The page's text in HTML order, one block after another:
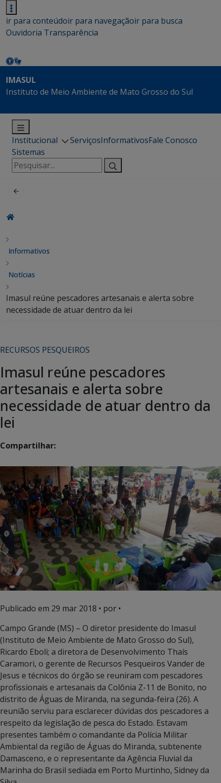
ir para conteúdoir para navegaçãoir para busca
Ouvidoria Transparência
IMASUL
Instituto de Meio Ambiente de Mato Grosso do Sul
Institucional ServiçosInformativosFale Conosco
Sistemas
Pesquisar
por:
Informativos
Notícias
Imasul reúne pescadores artesanais e alerta sobre
necessidade de atuar dentro da lei
RECURSOS PESQUEIROS
Imasul reúne pescadores
artesanais e alerta sobre
necessidade de atuar dentro da
lei
Compartilhar:
Publicado em 29 mar 2018 • por •
Campo Grande (MS) – O diretor presidente do Imasul
(Instituto de Meio Ambiente de Mato Grosso do Sul),
Ricardo Eboli; a diretora de Desenvolvimento Thaís
Caramori, o gerente de Recursos Pesqueiros Vander de
Jesus e técnicos do órgão se reuniram com pescadores
profissionais e artesanais da Colônia Z-11 de Bonito, no
distrito de Águas de Miranda, na segunda-feira (26). A
reunião serviu para esclarecer dúvidas dos pescadores a
respeito da legislação de pesca do Estado. Estavam
presentes também o comandante da Polícia Militar
Ambiental da região de Águas do Miranda, subtenente
Damasceno, e o representante da Agência Fluvial da
Marinha do Brasil sediada em Porto Murtinho, Sidney da